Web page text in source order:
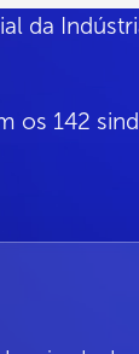
da
os 142